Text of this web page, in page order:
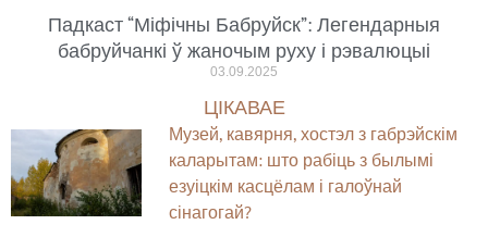
Падкаст “Міфічны Бабруйск”: Легендарныя
бабруйчанкі ў жаночым руху і рэвалюцыі
03.09.2025
ЦІКАВАЕ
Музей, кавярня, хостэл з габрэйскім
каларытам: што рабіць з былымі
езуіцкім касцёлам і галоўнай
сінагогай?